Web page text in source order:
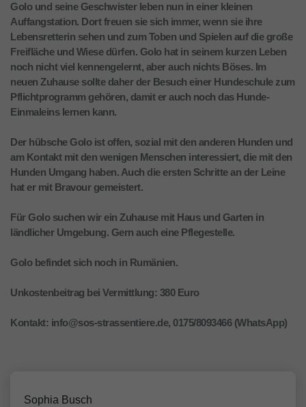
Golo und seine Geschwister leben nun in einer kleinen
Auffangstation. Dort freuen sie sich immer, wenn sie ihre
Lebensretterin sehen und zum Toben und Spielen auf die große
Freifläche und Wiese dürfen. Golo hat in seinem kurzen Leben
noch nicht viel kennengelernt, aber auch nichts Böses. Im
neuen Zuhause sollte daher der Besuch einer Hundeschule zum
Pflichtprogramm gehören, damit er auch noch das Hunde-
Einmaleins lernen kann.
Der hübsche Golo ist offen, sozial mit den anderen Hunden und
am Kontakt mit den wenigen Menschen interessiert, die mit den
Hunden Umgang haben. Auch die ersten Schritte an der Leine
hat er mit Bravour gemeistert.
Für Golo suchen wir ein Zuhause mit Haus und Garten in
ländlicher Umgebung. Gern auch eine Pflegestelle.
Golo befindet sich noch in Rumänien.
Unkostenbeitrag bei Vermittlung: 380 Euro
Kontakt: info@sos-strassentiere.de, 0175/8093466 (WhatsApp)
Sophia Busch